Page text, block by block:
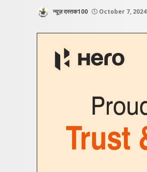
न्यूज़ दस्तक100 October 7, 2024